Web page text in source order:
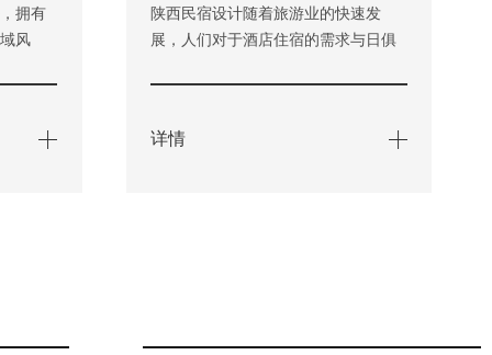
拥有
风
陕西民宿设计随着旅游业的快速发
展，人们对于酒店住宿的需求与日俱
详情